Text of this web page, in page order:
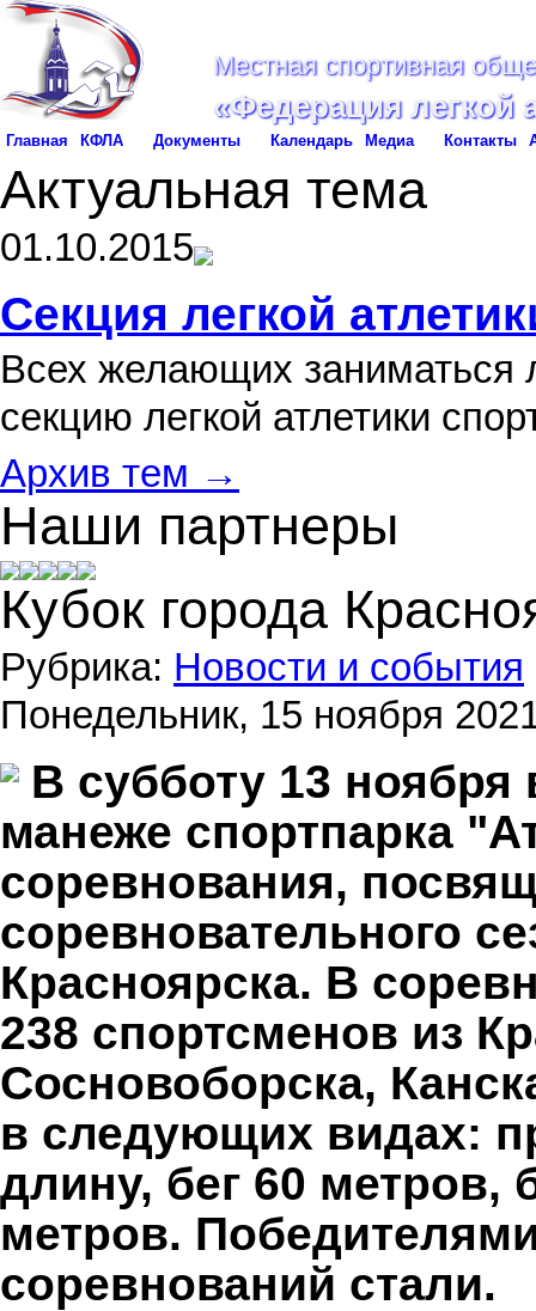
Местная спортивная
«Федерация легкой
Главная КФЛА Документы Календарь Медиа Контакты
Актуальная тема
01.10.2015
Секция легкой
Всех желающих заниматься
секцию легкой атлетики
Архив тем →
Наши партнеры
Кубок города
Рубрика: Новости и события
Понедельник, 15 ноября
В субботу 13 ноября
манеже спортпарка
соревнования,
соревновательного
Красноярска. В
238 спортсменов из
Сосновоборска,
в следующих видах:
длину, бег 60 метров,
метров.
соревнований стали.